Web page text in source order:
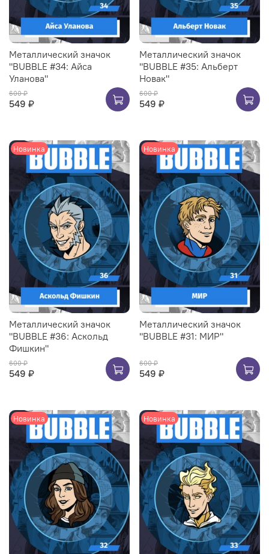
Металлический значок
"BUBBLE #34: Айса
Уланова"
600 ₽
549 ₽
Металлический значок
"BUBBLE #35: Альберт
Новак"
600 ₽
549 ₽
Новинка
Металлический значок
"BUBBLE #36: Аскольд
Фишкин"
600 ₽
549 ₽
Новинка
Металлический значок
"BUBBLE #31: МИР"
600 ₽
549 ₽
Новинка Новинка